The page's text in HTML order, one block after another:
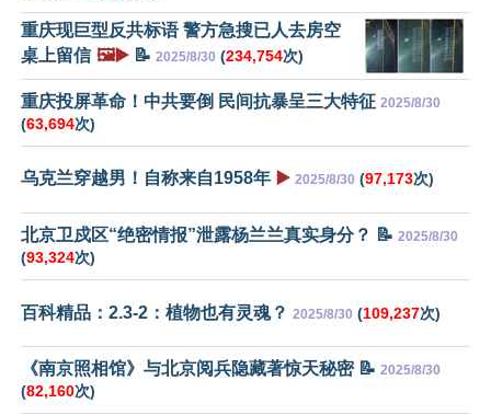
重庆现巨型反共标语 警方急搜已人去房空
桌上留信 🖼️▶️ 📝 2025/8/30 (234,754次)
重庆投屏革命！中共要倒 民间抗暴呈三大特征 2025/8/30
(63,694次)
乌克兰穿越男！自称来自1958年 ▶️ 2025/8/30 (97,173次)
北京卫戍区“绝密情报”泄露杨兰兰真实身分？ 📝 2025/8/30
(93,324次)
百科精品：2.3-2：植物也有灵魂？ 2025/8/30 (109,237次)
《南京照相馆》与北京阅兵隐藏著惊天秘密 📝 2025/8/30
(82,160次)